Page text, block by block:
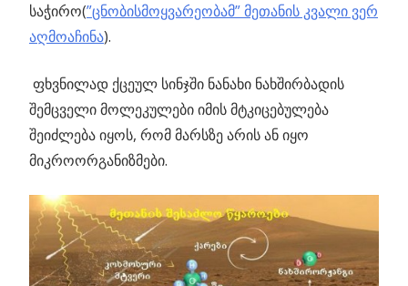
საჭირო(”ცნობისმოყვარეობამ” მეთანის კვალი ვერ
აღმოაჩინა).
ფხვნილად ქცეულ სინჯში ნანახი ნახშირბადის
შემცველი მოლეკულები იმის მტკიცებულება
შეიძლება იყოს, რომ მარსზე არის ან იყო
მიკროორგანიზმები.